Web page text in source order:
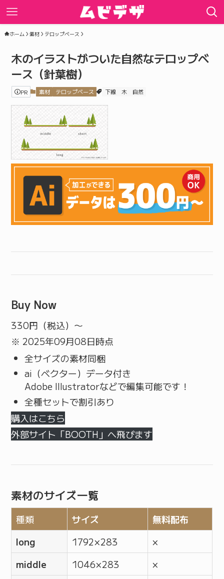
ホーム 素材 テロップベース
木のイラストがついた自然なテロップベ
ース（針葉樹）
PR 素材 テロップベース 下線 木 自然
Buy Now
330円（税込）〜
※ 2025年09月08日時点
全サイズの素材同梱
ai（ベクター）データ付き
Adobe Illustratorなどで編集可能です！
全種セットで割引あり
購入はこちら
外部サイト「BOOTH」へ飛びます
素材のサイズ一覧
種類 サイズ
無料配布
long
1792 × 283
×
middle
1046 × 283
×